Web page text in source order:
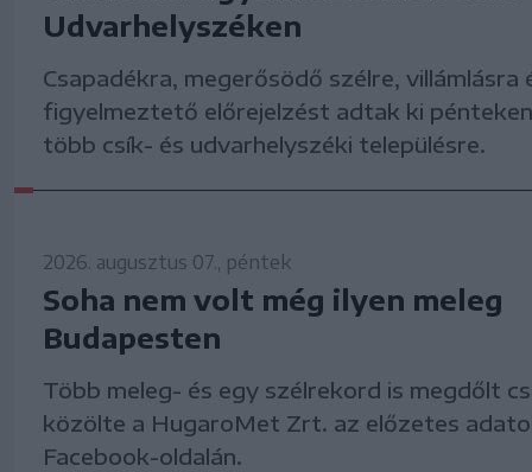
Udvarhelyszéken
Csapadékra, megerősödő szélre, villámlásra
figyelmeztető előrejelzést adtak ki
több csík- és udvarhelyszéki településre.
2026. augusztus 07., péntek
Soha nem volt még ilyen meleg
Budapesten
Több meleg- és egy szélrekord is megdőlt
közölte a HugaroMet Zrt. az előzetes
Facebook-oldalán.